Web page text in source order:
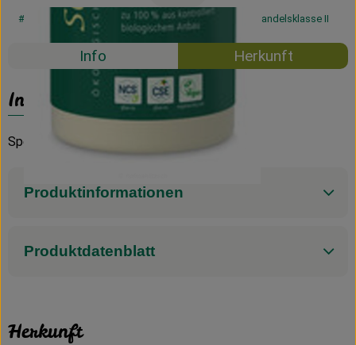
#57203 5,69 €/ 300ml 18,97 €/ l 19% MwSt Handelsklasse II
Info Herkunft
Info
Spender
Produktinformationen
Produktdatenblatt
Herkunft